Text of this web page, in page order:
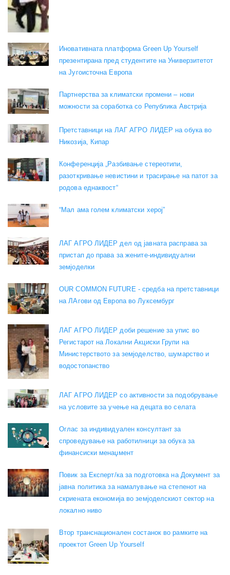
Иновативната платформа Green Up Yourself
презентирана пред студентите на Универзитетот
на Југоисточна Европа
Партнерства за климатски промени – нови
можности за соработка со Република Австрија
Претставници на ЛАГ АГРО ЛИДЕР на обука во
Никозија, Кипар
Конференција „Разбивање стереотипи,
разоткривање невистини и трасирање на патот за
родова еднаквост“
“Мал ама голем климатски херој”
ЛАГ АГРО ЛИДЕР дел од јавната расправа за
пристап до права за жените-индивидуални
земјоделки
OUR COMMON FUTURE - средба на претставници
на ЛАгови од Европа во Луксембург
ЛАГ АГРО ЛИДЕР доби решение за упис во
Регистарот на Локални Акциски Групи на
Министерството за земјоделство, шумарство и
водостопанство
ЛАГ АГРО ЛИДЕР со активности за подобрување
на условите за учење на децата во селата
Оглас за индивидуален консултант за
спроведување на работилници за обука за
финансиски менаџмент
Повик за Експерт/ка за подготовка на Документ за
јавна политика за намалување на степенот на
скриената економија во земјоделскиот сектор на
локално ниво
Втор транснационален состанок во рамките на
проектот Green Up Yourself